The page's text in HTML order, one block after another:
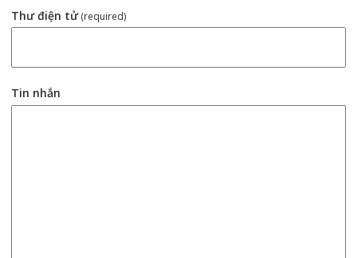
Thư điện tử (required)
Tin nhắn